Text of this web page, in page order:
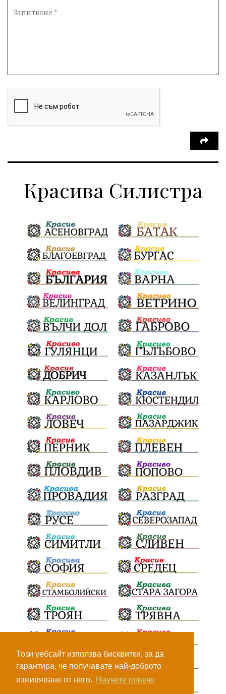
Този уебсайт използва бисквитки, за да
гарантира, че получавате най-доброто
изживяване от него. Научете повече
Красива Силистра